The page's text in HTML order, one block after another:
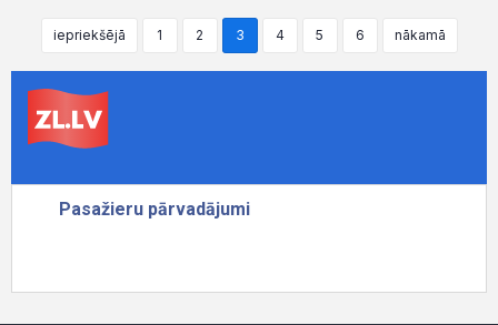
iepriekšējā 1 2 3 4 5 6 nākamā